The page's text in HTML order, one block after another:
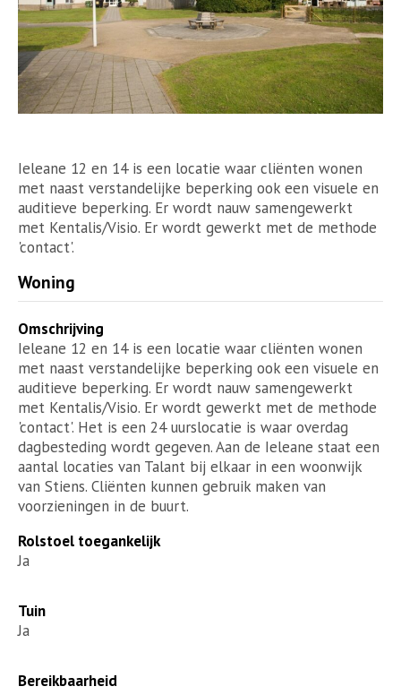
Ieleane 12 en 14 is een locatie waar cliënten wonen
met naast verstandelijke beperking ook een visuele en
auditieve beperking. Er wordt nauw samengewerkt
met Kentalis/Visio. Er wordt gewerkt met de methode
'contact'.
Woning
Omschrijving
Ieleane 12 en 14 is een locatie waar cliënten wonen
met naast verstandelijke beperking ook een visuele en
auditieve beperking. Er wordt nauw samengewerkt
met Kentalis/Visio. Er wordt gewerkt met de methode
'contact'. Het is een 24 uurslocatie is waar overdag
dagbesteding wordt gegeven. Aan de Ieleane staat een
aantal locaties van Talant bij elkaar in een woonwijk
van Stiens. Cliënten kunnen gebruik maken van
voorzieningen in de buurt.
Rolstoel toegankelijk
Ja
Tuin
Ja
Bereikbaarheid